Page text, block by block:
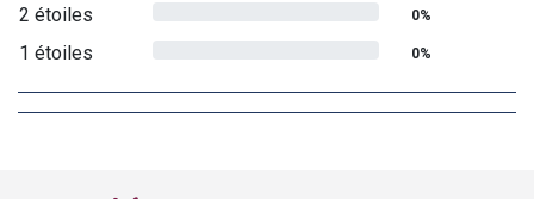
2 étoiles 0%
1 étoiles 0%